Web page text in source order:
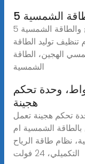
الرياح والطاقة الشمسية 5kw تركيب محمول على الشبكة نظام تخزين
توليد الطاقة
الهجين، الطاقة
الشمسية
طاقة شمسية للرياح 6000 واط، وحدة تحكم
هجينة
6000 واط، وحدة تحكم هجينة تعمل
الشمسية ام
نظام طاقة الرياح
التكميلي، 24 فولت